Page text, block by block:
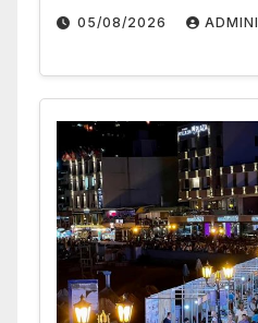
05/08/2026 ADMINI